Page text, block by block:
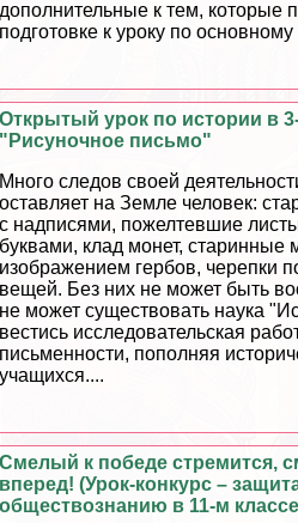
дополнительные к тем, которые
подготовке к уроку по
Открытый урок по истории в
"Рисуночное письмо"
Много следов своей
оставляет на Земле человек:
с надписями, пожелтевшие
буквами, клад монет, старинные
изображением гербов, черепки
вещей. Без них не может быть
не может существовать наука
вестись исследовательская
письменности, пополняя
учащихся....
Смелый к победе стремится,
вперед! (Урок-конкурс –
обществознанию в 11-м